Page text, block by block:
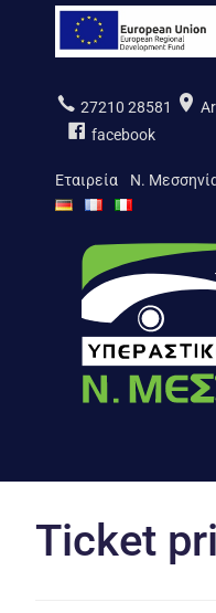
content
27210 28581
facebook
Εταιρεία Ν.
ΚΤΕΛ Ν.
Ticket